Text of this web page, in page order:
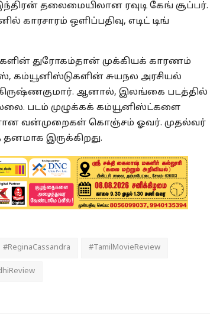
தலைமையிலான ரவுடி கேங் சூப்பர்.
காரசாரம் ஒளிப்பதிவு, எடிட் டிங்
துரோகம்தான் முக்கியக் காரணம்
கம்யூனிஸ்டுகளின் சுயநல அரசியல்
ஆனால், இலங்கை படத்தில்
படம் முழுக்கக் கம்யூனிஸ்ட்களை
வன்முறைகள் கொஞ்சம் ஓவர். முதல்வர்
இருக்கிறது.
#ReginaCassandra #TamilMovieReview